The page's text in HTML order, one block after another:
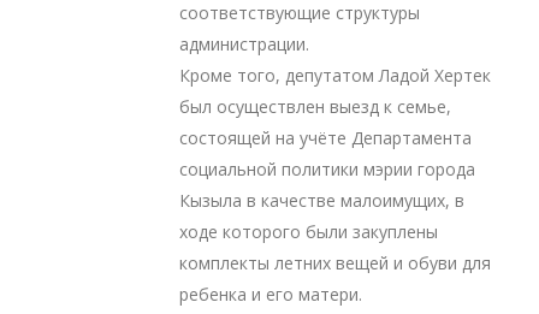
соответствующие структуры
администрации.
Кроме того, депутатом Ладой Хертек
был осуществлен выезд к семье,
состоящей на учёте Департамента
социальной политики мэрии города
Кызыла в качестве малоимущих, в
ходе которого были закуплены
комплекты летних вещей и обуви для
ребенка и его матери.